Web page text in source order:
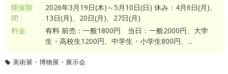
開催期
間：
2026年3月19日(木)～5月10日(日) 休み：4月6日(月)、
13日(月)、20日(月)、27日(月)
料金:
有料 前売：一般1800円 当日：一般2000円、大学
生・高校生1200円、中学生・小学生800円、...
美術展・博物展・展示会